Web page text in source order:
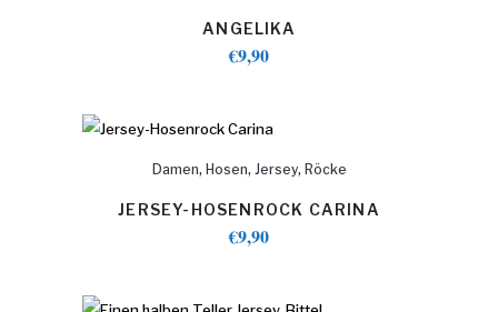
ANGELIKA
€9,90
Damen, Hosen, Jersey, Röcke
JERSEY-HOSENROCK CARINA
€9,90